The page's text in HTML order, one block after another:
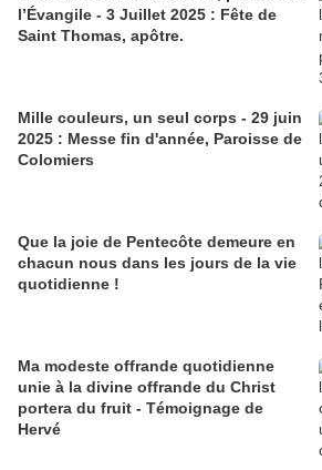
l’Évangile - 3 Juillet 2025 : Fête de
Saint Thomas, apôtre.
Mille couleurs, un seul corps - 29 juin
2025 : Messe fin d'année, Paroisse de
Colomiers
Que la joie de Pentecôte demeure en
chacun nous dans les jours de la vie
quotidienne !
Ma modeste offrande quotidienne
unie à la divine offrande du Christ
portera du fruit - Témoignage de
Hervé